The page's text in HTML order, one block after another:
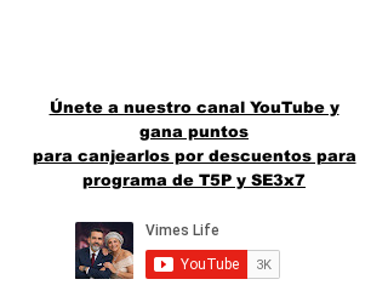
Únete a nuestro canal YouTube y
gana puntos
para canjearlos por descuentos para
programa de T5P y SE3x7